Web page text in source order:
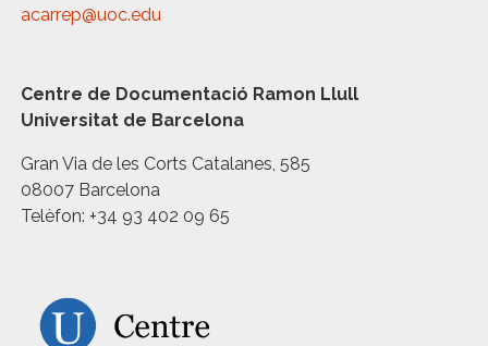
acarrep@uoc.edu
Centre de Documentació Ramon Llull
Universitat de Barcelona
Gran Via de les Corts Catalanes, 585
08007 Barcelona
Telèfon: +34 93 402 09 65